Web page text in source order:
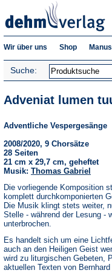
Wir über uns Shop
Suche:
Adveniat lumen
Adventliche Vespergesänge
2008/2020, 9 Chorsätze
28 Seiten
21 cm x 29,7 cm, geheftet
Musik: Thomas Gabriel
Die vorliegende Komposition
komplett durchkomponierten
Die Musik klingt stets weiter,
Stelle - während der Lesung -
unterbrochen.
Es handelt sich um eine
auch an den Heiligen Geist
wird zu liturgischen Gebeten,
aktuellen Texten von